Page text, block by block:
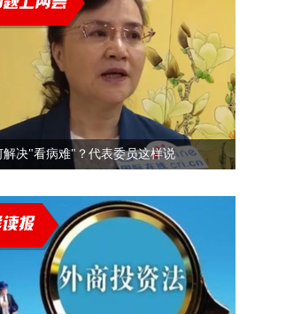
解决"看病难"？代表委员这样说